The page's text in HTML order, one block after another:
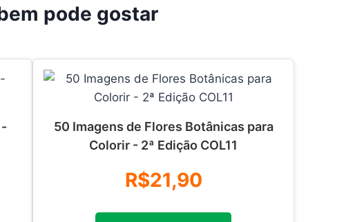
pode gostar
50 Imagens de Flores Botânicas para
Colorir - 2ª Edição COL11
R$21,90